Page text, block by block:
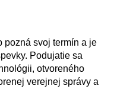
pozná svoj termín a je
Podujatie sa
otvoreného
verejnej správy a